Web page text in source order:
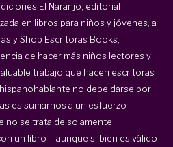
El Naranjo, editorial
en libros para niños y jóvenes, a
y Shop Escritoras Books,
de hacer más niños lectores y
trabajo que hacen escritoras
no debe darse por
es sumarnos a un esfuerzo
no se trata de solamente
un libro —aunque si bien es válido